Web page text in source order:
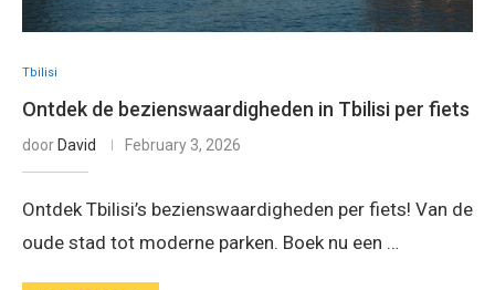
Tbilisi
Ontdek de bezienswaardigheden in Tbilisi per fiets
door David February 3, 2026
Ontdek Tbilisi’s bezienswaardigheden per fiets! Van de
oude stad tot moderne parken. Boek nu een …